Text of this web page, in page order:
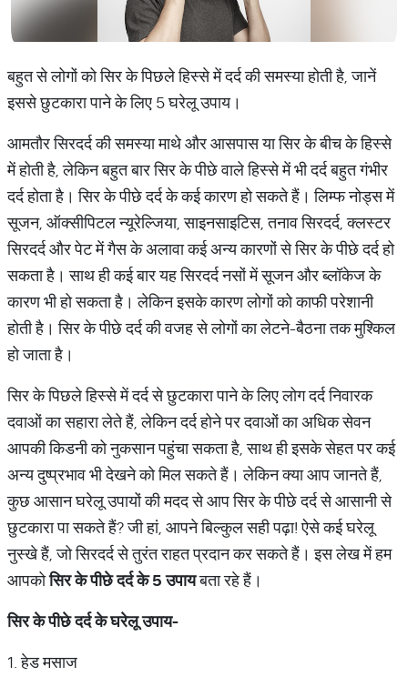
बहुत से लोगों को सिर के पिछले हिस्से में दर्द की समस्या होती है, जानें
इससे छुटकारा पाने के लिए 5 घरेलू उपाय।
आमतौर सिरदर्द की समस्या माथे और आसपास या सिर के बीच के हिस्से
में होती है, लेकिन बहुत बार सिर के पीछे वाले हिस्से में भी दर्द बहुत गंभीर
दर्द होता है। सिर के पीछे दर्द के कई कारण हो सकते हैं। लिम्फ नोड्स में
सूजन, ऑक्सीपिटल न्यूरेल्जिया, साइनसाइटिस, तनाव सिरदर्द, क्लस्टर
सिरदर्द और पेट में गैस के अलावा कई अन्य कारणों से सिर के पीछे दर्द हो
सकता है। साथ ही कई बार यह सिरदर्द नसों में सूजन और ब्लॉकेज के
कारण भी हो सकता है। लेकिन इसके कारण लोगों को काफी परेशानी
होती है। सिर के पीछे दर्द की वजह से लोगों का लेटने-बैठना तक मुश्किल
हो जाता है।
सिर के पिछले हिस्से में दर्द से छुटकारा पाने के लिए लोग दर्द निवारक
दवाओं का सहारा लेते हैं, लेकिन दर्द होने पर दवाओं का अधिक सेवन
आपकी किडनी को नुकसान पहुंचा सकता है, साथ ही इसके सेहत पर कई
अन्य दुष्प्रभाव भी देखने को मिल सकते हैं। लेकिन क्या आप जानते हैं,
कुछ आसान घरेलू उपायों की मदद से आप सिर के पीछे दर्द से आसानी से
छुटकारा पा सकते हैं? जी हां, आपने बिल्कुल सही पढ़ा! ऐसे कई घरेलू
नुस्खे हैं, जो सिरदर्द से तुरंत राहत प्रदान कर सकते हैं। इस लेख में हम
आपकोसिर के पीछे दर्द के5उपायबता रहे हैं।
सिर के पीछे दर्द के घरेलू उपाय-
1. हेड मसाज